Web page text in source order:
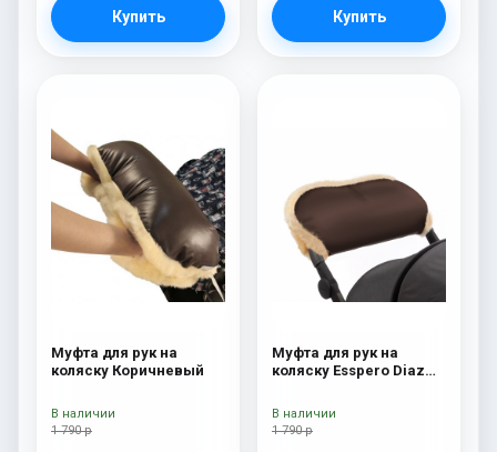
Купить Купить
Муфта для рук на
коляску Коричневый
1 790 р
В наличии
Муфта для рук на
коляску Esspero Diaz
Chocolat
1 790 р
В наличии